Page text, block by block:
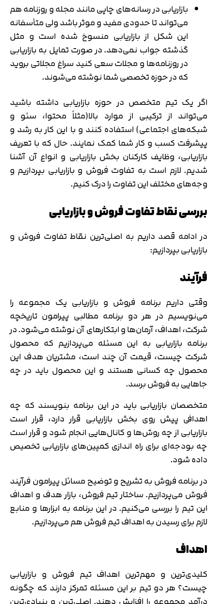
بازاریابی در رسانه‌های چاپی مانند مجله و روزنامه هم
می‌تواند تا حدودی مفید و موثر باشد ولی متأسفانه
این شکل از بازاریابی منسوخ شده است و مثل
گذشته جواب نمی‌دهد. در صورت تمایل به بازاریابی
در روزنامه‌ها و مجلات سعی کنید سراغ مجلاتی بروید
که در حوزه تخصصی شما نوشته می‌شوند.
اگر یک تیم متخصص در حوزه بازاریابی داشته باشید
می‌تواند از ترکیبی از موارد بالا(مثلاً محتوا، سئو و
شبکه‌های اجتماعی) استفاده کنند و با این کار به رشد و
پیشرفت کسب و کار شما کمک نمایند. حال که با تعریف
بازاریابی، وظایف کارکنان بخش بازاریابی و انواع آن آشنا
شدیم. لازم است به تفاوت فروش و بازاریابی بپردازیم و
وجه‌های مختلف این تفاوت را درک کنیم.
بررسی نقاط تفاوت فروش و بازاریابی
در ادامه قصد داریم به اصلی‌ترین نقاط تفاوت فروش و
بازاریابی بپردازیم:
فرآیند
وقتی داریم برنامه فروش و بازاریابی یک مجموعه را
می‌نویسیم در هر دو برنامه مطالبی پیرامون تاریخچه
شرکت، اهداف، آرمان‌ها و ابتکارهای آن نوشته می‌شود. در
برنامه بازاریابی به این مسئله می‌پردازیم که محصول
شرکت چیست، قیمت آن چند است، مشتریان هدف این
محصول چه کسانی هستند و این محصول باید در چه
جاهایی به فروش برسد.
متخصصان بازاریابی باید در این برنامه بنویسند که چه
اهدافی پیش روی بخش بازاریابی قرار دارد، قرار است
بازاریابی از چه روش‌ها و کانال‌هایی انجام شود و قرار است
چه بودجه‌ای برای راه اندازی کمپین‌های بازاریابی تخصیص
داده شود.
در برنامه فروش به تشریح و توضیح مسائل پیرامون فرآیند
فروش می‌پردازیم. ساختار تیم فروش، بازار هدف و اهداف
این تیم را بررسی می‌کنیم. در این برنامه به ابزارها و منابع
لازم برای رسیدن به اهداف تیم فروش هم می‌پردازیم.
اهداف
کلیدی‌ترین و مهم‌ترین اهداف تیم فروش و بازاریابی
چیست؟ هر دو تیم بر این مسئله تمرکز دارند که چگونه